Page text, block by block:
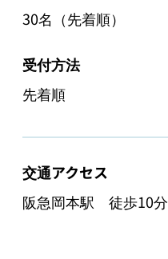
30名（先着順）
受付方法
先着順
交通アクセス
阪急岡本駅　徒歩10分